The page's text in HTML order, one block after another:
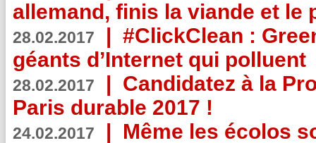
allemand, finis la viande et le
28.02.2017 | #ClickClean :
géants d’Internet qui polluent
28.02.2017 | Candidatez à la
Paris durable 2017 !
24.02.2017 | Même les écolos